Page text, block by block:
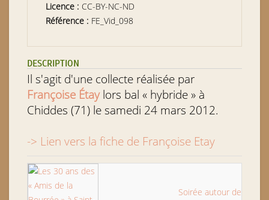
Licence : CC-BY-NC-ND
Référence : FE_Vid_098
DESCRIPTION
Il s'agit d'une collecte réalisée par
Françoise Étaylors bal « hybride » à
Chiddes (71) le samedi 24 mars 2012.
-> Lien vers la fiche de Françoise Etay
Soirée autour de